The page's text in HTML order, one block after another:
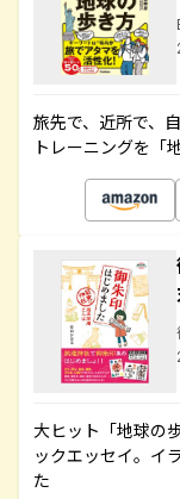
旅先で、近所で、
トレーニングを「
大ヒット「地球の
ックエッセイ。イ
た